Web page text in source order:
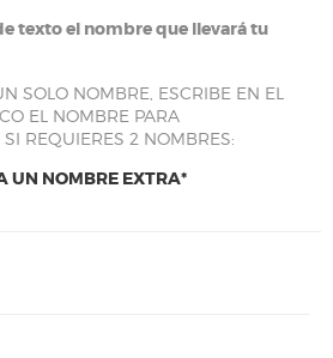
texto el nombre que llevará tu
SOLO NOMBRE, ESCRIBE EN EL
EL NOMBRE PARA
SI REQUIERES 2 NOMBRES:
UN NOMBRE EXTRA*